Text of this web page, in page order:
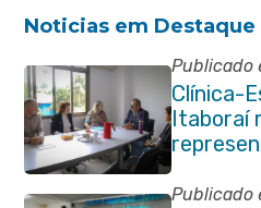
Noticias em Destaque
Publicado
Clínica-
Itaboraí
atípica
Publicado